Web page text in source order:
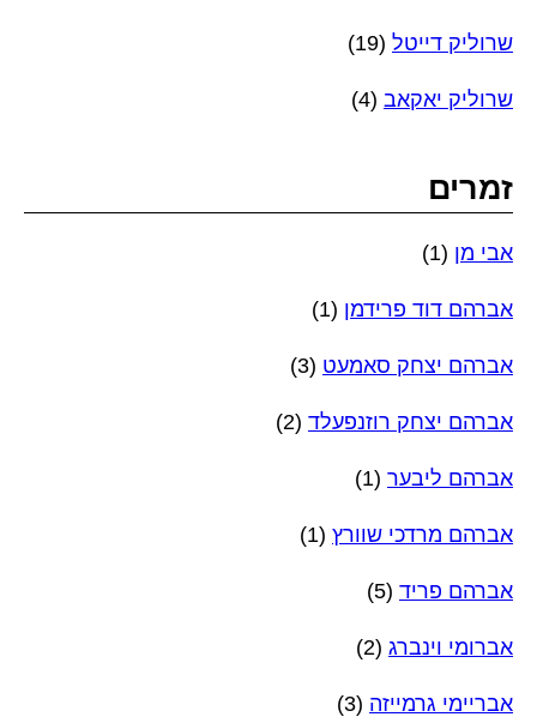
שרוליק דייטל (19)
שרוליק יאקאב (4)
זמרים
אבי מן (1)
אברהם דוד פרידמן (1)
אברהם יצחק סאמעט (3)
אברהם יצחק רוזנפעלד (2)
אברהם ליבער (1)
אברהם מרדכי שוורץ (1)
אברהם פריד (5)
אברומי וינברג (2)
אבריימי גרמייזה (3)